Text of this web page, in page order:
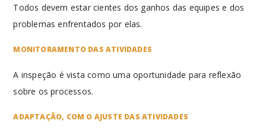
Todos devem estar cientes dos ganhos das equipes e dos
problemas enfrentados por elas.
MONITORAMENTO DAS ATIVIDADES
A inspeção é vista como uma oportunidade para reflexão
sobre os processos.
ADAPTAÇÃO, COM O AJUSTE DAS ATIVIDADES